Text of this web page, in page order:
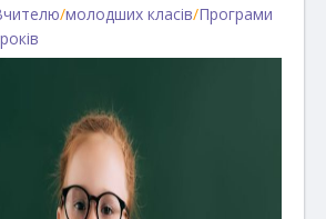
/молодших класів/Програми